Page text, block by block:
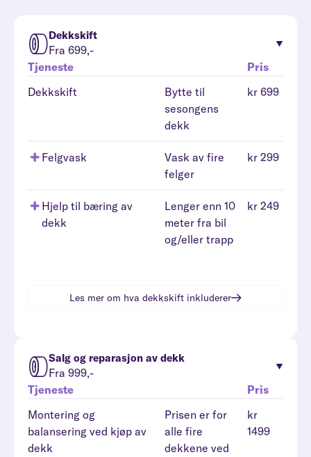
Dekkskift
Fra 699,-
Tjeneste
Pris
Dekkskift
Bytte til
sesongens
dekk
kr 699
Felgvask
Vask av fire
felger
kr 299
Hjelp til bæring av
dekk
Lenger enn 10
meter fra bil
og/eller trapp
kr 249
Les mer om hva dekkskift inkluderer
Salg og reparasjon av dekk
Fra 999,-
Tjeneste
Pris
Montering og
balansering ved kjøp av
dekk
Prisen er for
alle fire
dekkene ved
kr
1499